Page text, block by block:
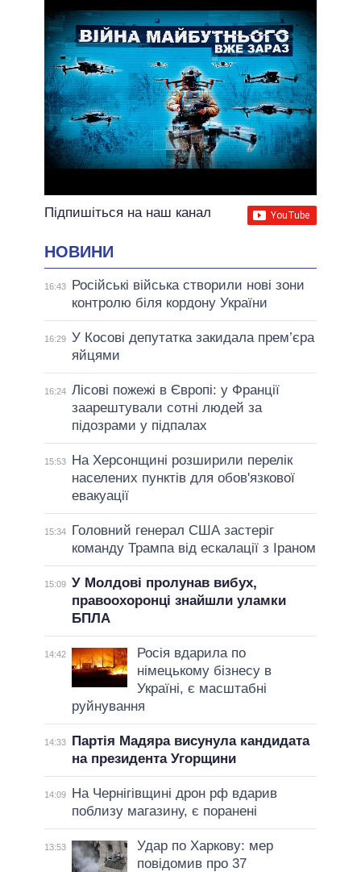
Підпишіться на наш канал
НОВИНИ
16:43
Російські війська створили нові зони
контролю біля кордону України
16:29 У Косові депутатка закидала прем’єра
яйцями
16:24 Лісові пожежі в Європі: у Франції
заарештували сотні людей за
підозрами у підпалах
15:53
На Херсонщині розширили перелік
населених пунктів для обов'язкової
евакуації
15:34
Головний генерал США застеріг
команду Трампа від ескалації з Іраном
15:09 У Молдові пролунав вибух,
правоохоронці знайшли уламки
БПЛА
14:42
Росія вдарила по
німецькому бізнесу в
Україні, є масштабні
руйнування
14:33
Партія Мадяра висунула кандидата
на президента Угорщини
14:09
На Чернігівщині дрон рф вдарив
поблизу магазину, є поранені
13:53
Удар по Харкову: мер
повідомив про 37